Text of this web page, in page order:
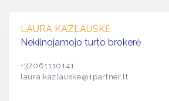
LAURA KAZLAUSKĖ
Nekilnojamojo turto brokerė
+37061110141
laura.kazlauske@1partner.lt